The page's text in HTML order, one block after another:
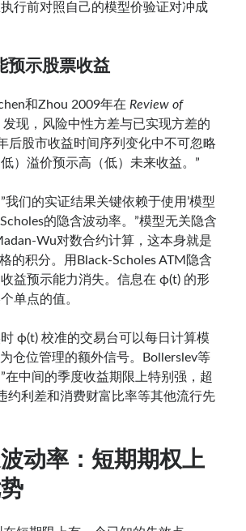
行前对照自己的模型价验证对冲成
预示股票收益
和Zhou 2009年在Review of
发现，风险中性方差与已实现方差的
后股市收益时间序列变化中不可忽略
）溢价预示高（低）未来收益。”
我们的实证结果关键依赖于使用’模型
的隐含波动率。”模型无关隐含
Wu对数合约计算，这本身就是
的积分。用Black-Scholes ATM隐含
益预示能力消失。信息在 ϕ(t) 的形
单点的值。
时 ϕ(t) 校准的交易台可以每日计算模
仓位管理的额外信号。Bollerslev等
在中间的季度收益期限上特别强，超
约利差和消费财富比率等其他流行先
动率：短期期权上